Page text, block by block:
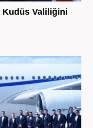
Kudüs Valiliğini